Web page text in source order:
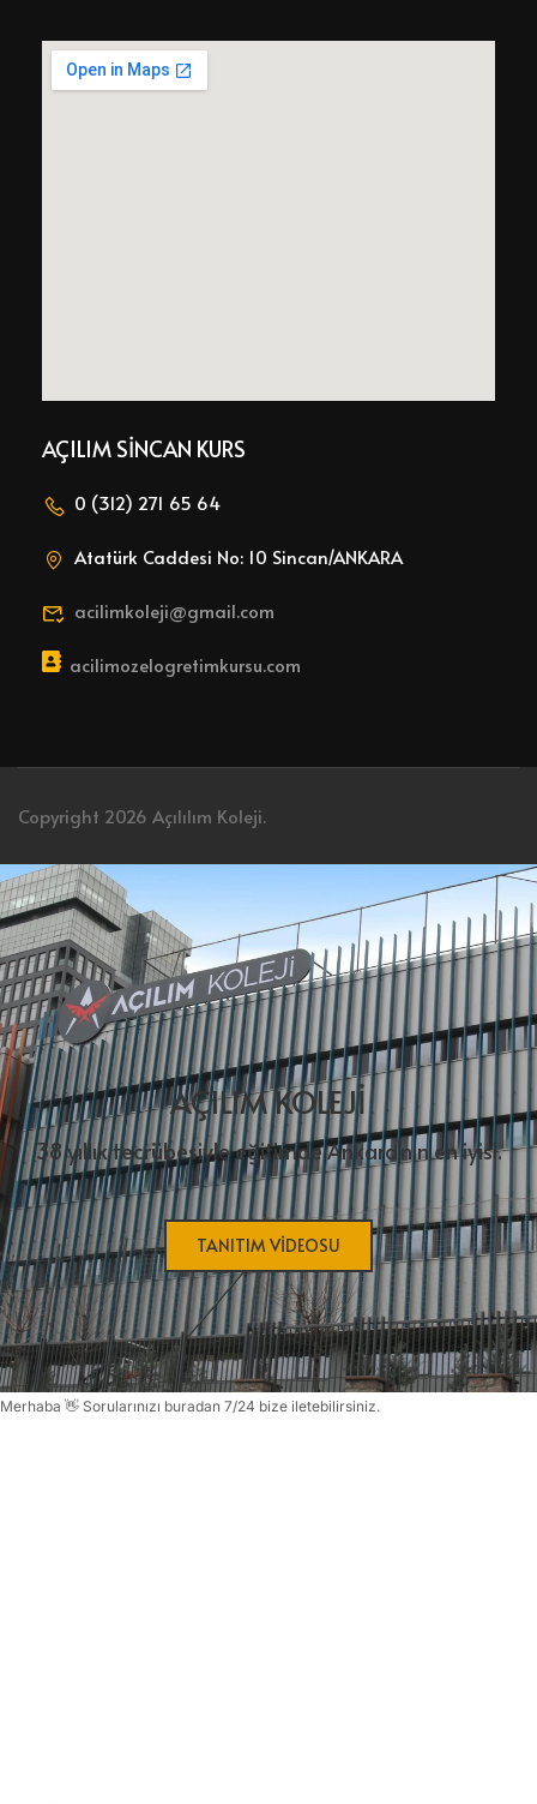
AÇILIM SİNCAN KURS
0 (312) 271 65 64
Atatürk Caddesi No: 10 Sincan/ANKARA
acilimkoleji@gmail.com
acilimozelogretimkursu.com
Copyright 2026 Açılılım Koleji.
AÇILIM KOLEJİ
38 yıllık tecrübesiyle eğitimde Ankara'nın en iyisi.
TANITIM VIDEOSU
Merhaba 👋 Sorularınızı buradan 7/24 bize iletebilirsiniz.